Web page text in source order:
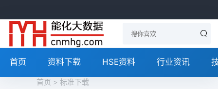
首页 资料下载 HSE资料 行业资讯
首页 > 标准下载